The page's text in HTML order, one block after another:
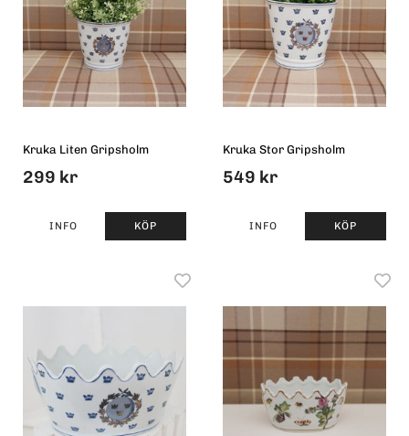
Kruka Liten Gripsholm
299 kr
INFO KÖP
Kruka Stor Gripsholm
549 kr
INFO KÖP